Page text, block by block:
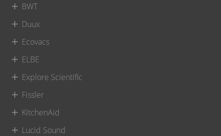
BWT
Duux
Ecovacs
ELBE
Explore Scientific
Fissler
KitchenAid
Lucid Sound